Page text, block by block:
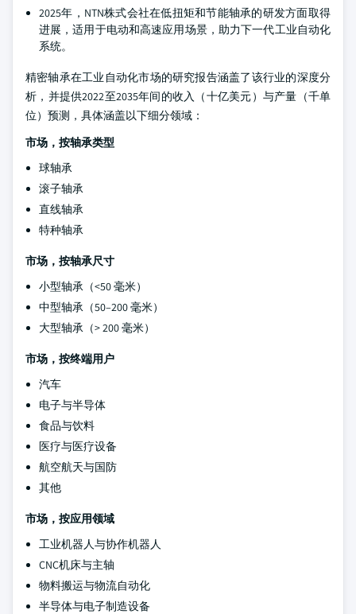
2025年，NTN株式会社在低扭矩和节能轴承的研发方面取得
进展，适用于电动和高速应用场景，助力下一代工业自动化
系统。
精密轴承在工业自动化市场的研究报告涵盖了该行业的深度分
析，并提供2022至2035年间的收入（十亿美元）与产量（千单
位）预测，具体涵盖以下细分领域：
市场，按轴承类型
球轴承
滚子轴承
直线轴承
特种轴承
市场，按轴承尺寸
小型轴承（<50 毫米）
中型轴承（50–200 毫米）
大型轴承（> 200 毫米）
市场，按终端用户
汽车
电子与半导体
食品与饮料
医疗与医疗设备
航空航天与国防
其他
市场，按应用领域
工业机器人与协作机器人
CNC机床与主轴
物料搬运与物流自动化
半导体与电子制造设备